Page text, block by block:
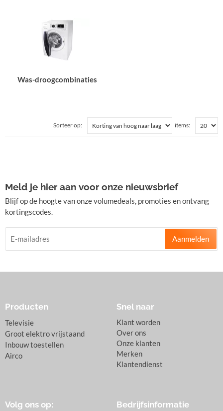
Was-droogcombinaties
Sorteer op: items:
Meld je hier aan voor onze nieuwsbrief
Blijf op de hoogte van onze volumedeals, promoties en ontvang
kortingscodes.
Aanmelden
Producten
Televisie
Groot elektro vrijstaand
Inbouw toestellen
Airco
Volg ons op:
Snel naar
Klant worden
Over ons
Onze klanten
Merken
Klantendienst
Bedrijfsinformatie